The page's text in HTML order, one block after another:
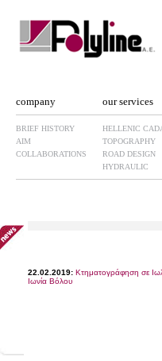
company
BRIEF HISTORY
AIM
COLLABORATIONS
our services
HELLENIC
TOPOGRAPHY
ROAD DESIGN
HYDRAULIC
Ιωνία Βόλου